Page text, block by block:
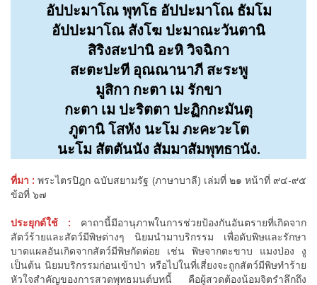
อัปปะมาโณ พุทโธ อัปปะมาโณ ธัมโม
อัปปะมาโณ สังโฆ ปะมาณะวันตานิ
สิริงสะปานิ อะหิ วิจฉิกา
สะตะปะที อุณณานาภี สะระพู
มูสิกา กะตา เม รักขา
กะตา เม ปะริตตา ปะฏิกกะมันตุ
ภูตานิ โสหัง นะโม ภะคะวะโต
นะโม สัตตันนัง สัมมาสัมพุทธานัง.
ที่มา :พระไตรปิฎก ฉบับสยามรัฐ (ภาษาบาลี) เล่มที่ ๒๑ หน้าที่ ๙๔-๙๕
ข้อที่ ๖๗
ประยุกต์ใช้ : คาถานี้มีอานุภาพในการช่วยป้องกันอันตรายที่เกิดจาก
สัตว์ร้ายและสัตว์มีพิษต่างๆ นิยมนำมาบริกรรม เพื่อดับพิษและรักษา
บาดแผลอันเกิดจากสัตว์มีพิษกัดต่อย เช่น พิษจากตะขาบ แมงป่อง งู
เป็นต้น นิยมบริกรรมก่อนเข้าป่า หรือไปในที่เสี่ยงจะถูกสัตว์มีพิษทำร้าย
หัวใจสำคัญของการสวดพุทธมนต์บทนี้ คือผู้สวดต้องน้อมจิตรำลึกถึง